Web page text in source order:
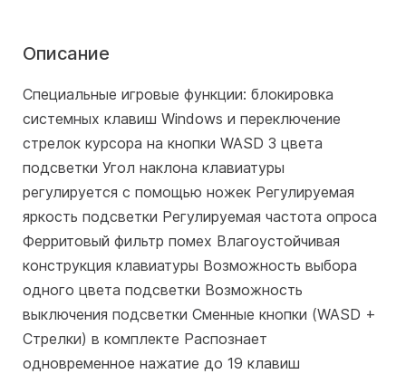
Описание
Специальные игровые функции: блокировка
системных клавиш Windows и переключение
стрелок курсора на кнопки WASD 3 цвета
подсветки Угол наклона клавиатуры
регулируется с помощью ножек Регулируемая
яркость подсветки Регулируемая частота опроса
Ферритовый фильтр помех Влагоустойчивая
конструкция клавиатуры Возможность выбора
одного цвета подсветки Возможность
выключения подсветки Сменные кнопки (WASD +
Стрелки) в комплекте Распознает
одновременное нажатие до 19 клавиш